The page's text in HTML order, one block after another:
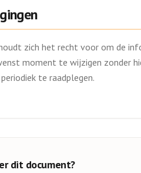
zich het recht voor om de
moment te wijzigen zonder
te raadplegen.
dit document?